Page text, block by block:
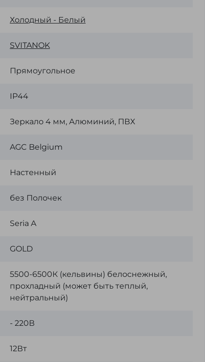
Холодный - Белый
SVІTANOK
Прямоугольное
IP44
Зеркало 4 мм, Алюминий, ПВХ
AGC Belgium
Настенный
без Полочек
Seria A
GOLD
5500-6500К (кельвины) белоснежный,
прохладный (может быть теплый,
нейтральный)
- 220В
12Вт